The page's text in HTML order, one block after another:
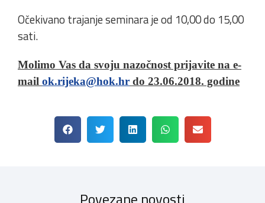
Očekivano trajanje seminara je od 10,00 do 15,00
sati.
Molimo Vas da svoju nazočnost prijavite na e-
mail ok.rijeka@hok.hr do 23.06.2018. godine
Povezane novosti